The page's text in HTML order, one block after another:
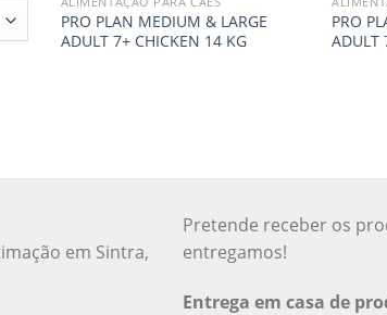
PRO PLAN MEDIUM & LARGE
ADULT 7+ CHICKEN 14 KG
PRO
ADULT
em Sintra,
Pretende receber os
entregamos!
Entrega em casa de